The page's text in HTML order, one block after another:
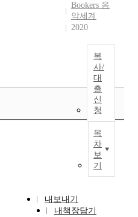
Bookers 음
악세계
2020
복
사/
대
출
신
청
목
차
보
기
내보내기
내책장담기